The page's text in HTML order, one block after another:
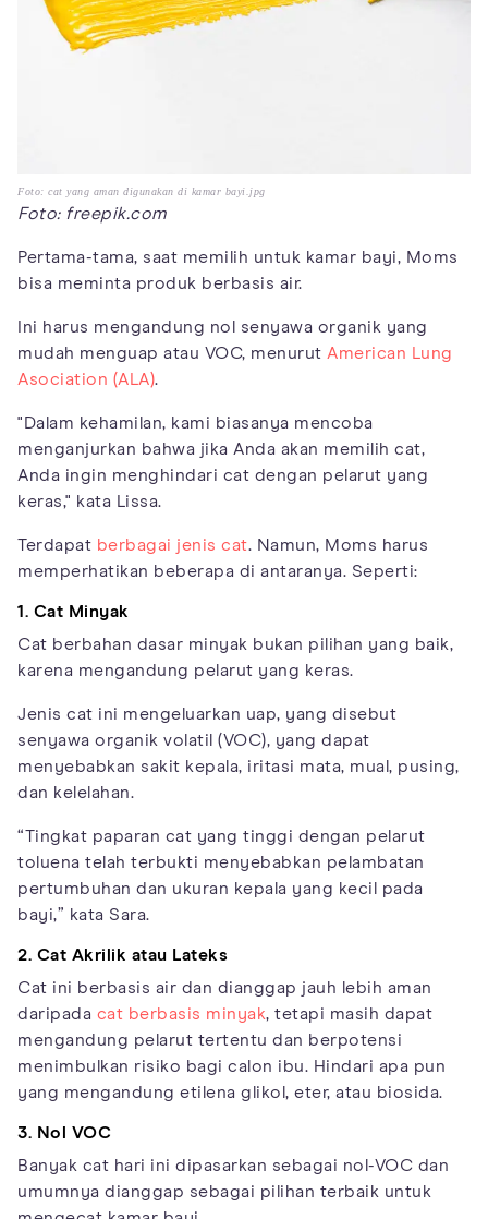
Foto: cat yang aman digunakan di kamar bayi.jpg
Foto: freepik.com
Pertama-tama, saat memilih untuk kamar bayi, Moms
bisa meminta produk berbasis air.
Ini harus mengandung nol senyawa organik yang
mudah menguap atau VOC, menurut American Lung
Asociation (ALA).
"Dalam kehamilan, kami biasanya mencoba
menganjurkan bahwa jika Anda akan memilih cat,
Anda ingin menghindari cat dengan pelarut yang
keras," kata Lissa.
Terdapat berbagai jenis cat. Namun, Moms harus
memperhatikan beberapa di antaranya. Seperti:
1. Cat Minyak
Cat berbahan dasar minyak bukan pilihan yang baik,
karena mengandung pelarut yang keras.
Jenis cat ini mengeluarkan uap, yang disebut
senyawa organik volatil (VOC), yang dapat
menyebabkan sakit kepala, iritasi mata, mual, pusing,
dan kelelahan.
“Tingkat paparan cat yang tinggi dengan pelarut
toluena telah terbukti menyebabkan pelambatan
pertumbuhan dan ukuran kepala yang kecil pada
bayi,” kata Sara.
2. Cat Akrilik atau Lateks
Cat ini berbasis air dan dianggap jauh lebih aman
daripada cat berbasis minyak, tetapi masih dapat
mengandung pelarut tertentu dan berpotensi
menimbulkan risiko bagi calon ibu. Hindari apa pun
yang mengandung etilena glikol, eter, atau biosida.
3. Nol VOC
Banyak cat hari ini dipasarkan sebagai nol-VOC dan
umumnya dianggap sebagai pilihan terbaik untuk